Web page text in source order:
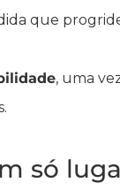
que
, uma
só